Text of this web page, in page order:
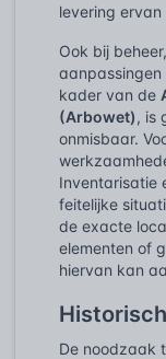
levering
Ook bij
kader van de
(Arbowet), is
onmisbaar.
Inventarisatie
feitelijke
de exacte
elementen of
hiervan kan
De noodzaak